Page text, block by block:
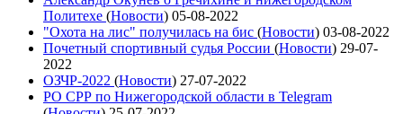
Политехе (Новости) 05-08-2022
"Охота на лис" получилась на бис (Новости) 03-08-2022
Почетный спортивный судья России (Новости) 29-07-
2022
ОЗЧР-2022 (Новости) 27-07-2022
РО СРР по Нижегородской области в Telegram